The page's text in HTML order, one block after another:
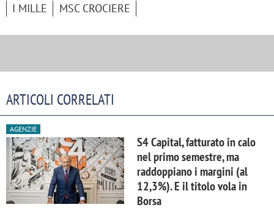
I MILLE MSC CROCIERE
ARTICOLI CORRELATI
AGENZIE
S4 Capital, fatturato in calo
nel primo semestre, ma
raddoppiano i margini (al
12,3%). E il titolo vola in
Borsa